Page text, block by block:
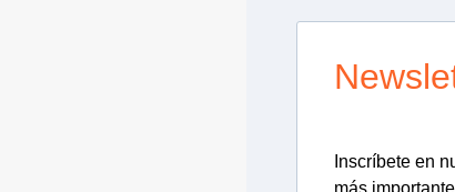
Inscríbete en
más